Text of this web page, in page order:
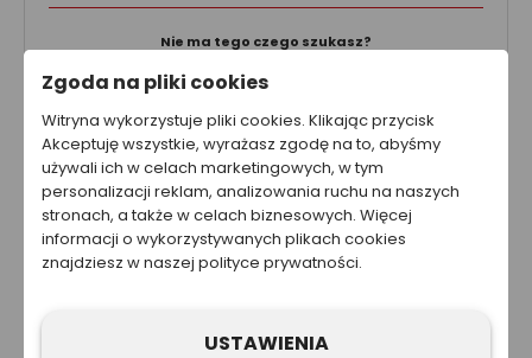
Nie ma tego czego szukasz?
Szukasz innej techniki znakowania?
Ta strona została przygotowana w celach informacyjnych. W
żadnym wypadku informacje zawarte na stronie nie powinny
być wykorzystywane ani traktowane jako oferta sprzedaży,
natomiast mogą być traktowane jako zaproszenie lub
sobie prawo do aktualizacji, zmiany, zastąpienia lub
Zgoda na pliki cookies
Witryna wykorzystuje pliki cookies. Klikając przycisk
Akceptuję wszystkie, wyrażasz zgodę na to, abyśmy
używali ich w celach marketingowych, w tym
personalizacji reklam, analizowania ruchu na naszych
stronach, a także w celach biznesowych. Więcej
informacji o wykorzystywanych plikach cookies
znajdziesz w naszej polityce prywatności.
USTAWIENIA